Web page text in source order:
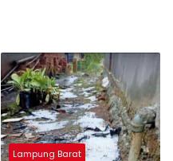
Lampung Barat